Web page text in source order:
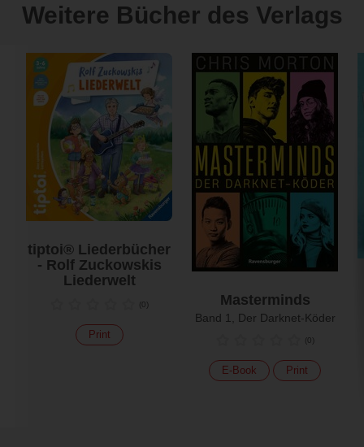
Weitere Bücher des Verlags
tiptoi® Liederbücher
- Rolf Zuckowskis
Liederwelt
(0
Print
Masterminds
Band 1, Der Darknet-Köder
(0
E-Book Print